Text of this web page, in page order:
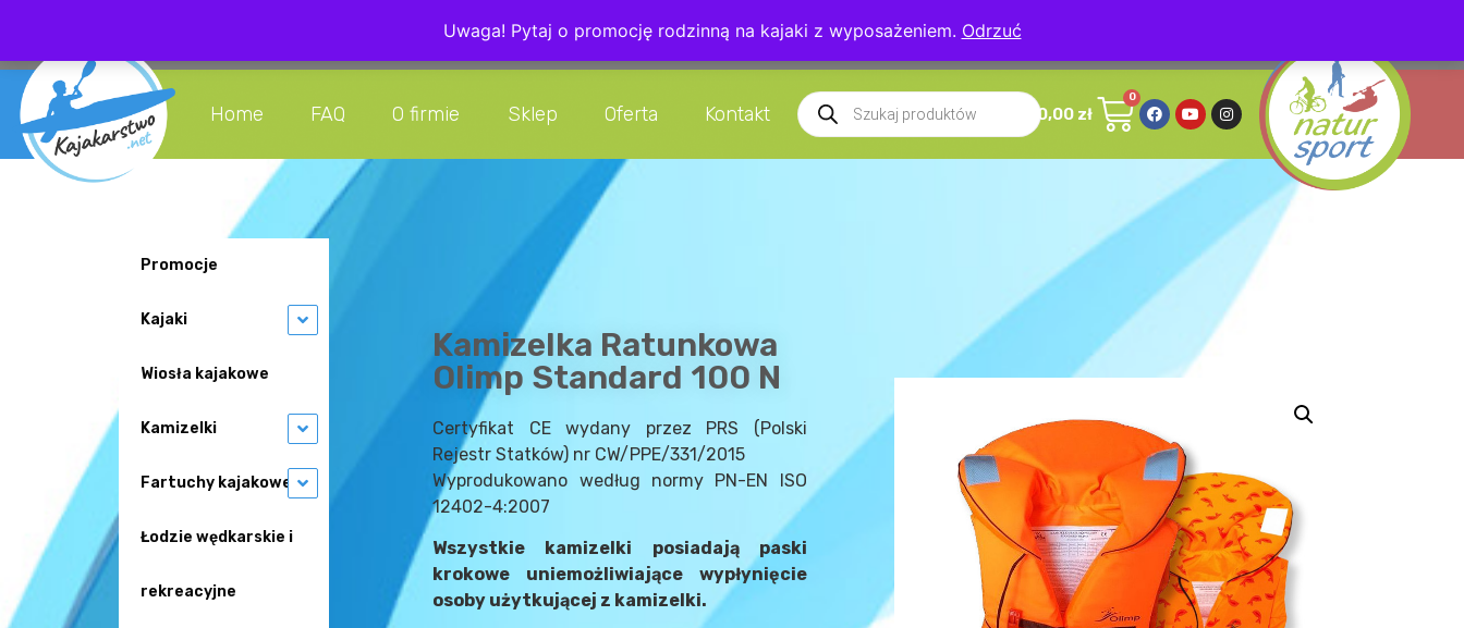
Uwaga! Pytaj o promocję rodzinną na kajaki z wyposażeniem. Odrzuć
+48 608 085 039 info@kajakarstwo.net Czaplice 13, 78-630 Człopa
Home FAQ O firmie Sklep Oferta Kontakt 0,00 zł
Promocje
Kajaki
Wiosła kajakowe
Kamizelki
Fartuchy kajakowe
Łodzie wędkarskie i
rekreacyjne
Kamizelka Ratunkowa
Olimp Standard 100 N
Certyfikat CE wydany przez PRS (Polski
Rejestr Statków) nr CW/PPE/331/2015
Wyprodukowano według normy PN-EN ISO
12402-4:2007
Wszystkie kamizelki posiadają paski
krokowe uniemożliwiające wypłynięcie
osoby użytkującej z kamizelki.